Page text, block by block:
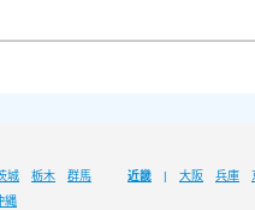
城 栃木 群馬 近畿 大阪 兵庫
縄